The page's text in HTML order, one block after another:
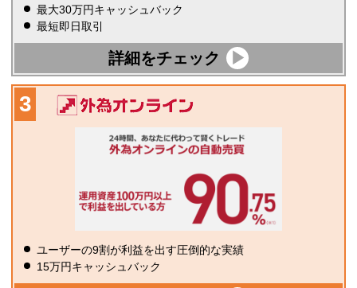
最大30万円キャッシュバック
最短即日取引
詳細をチェック
ユーザーの9割が利益を出す圧倒的な実績
15万円キャッシュバック